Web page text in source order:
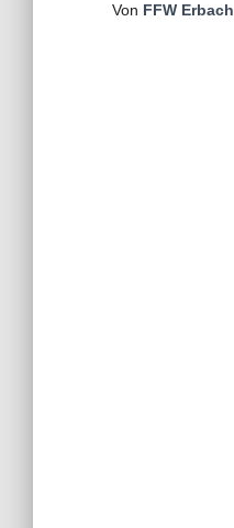
Von FFW Erbach